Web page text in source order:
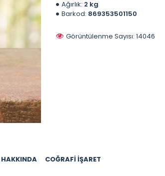
Ağırlık: 2 kg
Barkod: 869353501150
Görüntülenme Sayısı: 14046
COĞRAFI İŞARET